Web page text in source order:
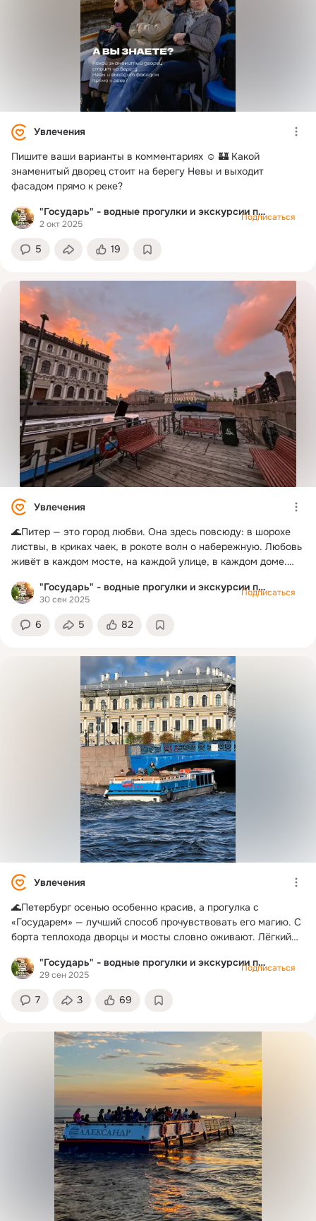
Увлечения
Пишите ваши варианты в комментариях ☺️ 🏰 Какой
знаменитый дворец стоит на берегу Невы и выходит
фасадом прямо к реке?
"Государь" - водные прогулки и экскурсии по Питеру
2 окт 2025
Подписаться
5 19
Увлечения
🌊Питер — это город любви. Она здесь повсюду: в шорохе
листвы, в криках чаек, в рокоте волн о набережную. Любовь
живёт в каждом мосте, на каждой улице, в каждом доме.
Петербург, чтобы ощутить её.
"Государь" - водные прогулки и экскурсии по Питеру
30 сен 2025
Подписаться
6 5 82
Увлечения
🌊Петербург осенью особенно красив, а прогулка с
«Государем» — лучший способ прочувствовать его магию. С
борта теплохода дворцы и мосты словно оживают. Лёгкий
атмосферу, в которой хочется замедлиться. 📍С
«Государем» осень в Петербурге станет незабываемой.
Места ограничены — бронируйте прогулку прямо сейчас и
"Государь" - водные прогулки и экскурсии по Питеру
29 сен 2025
Подписаться
7 3 69